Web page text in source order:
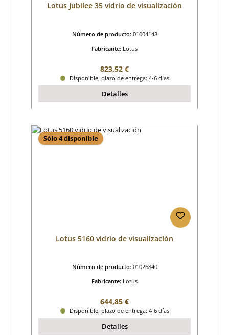
Lotus Jubilee 35 vidrio de visualización
Número de producto: 01004148
Fabricante: Lotus
Precio normal:
823,52 €
Disponible, plazo de entrega: 4-6 días
Detalles
Sólo 4 disponible
Lotus 5160 vidrio de visualización
Número de producto: 01026840
Fabricante: Lotus
Precio normal:
644,85 €
Disponible, plazo de entrega: 4-6 días
Detalles